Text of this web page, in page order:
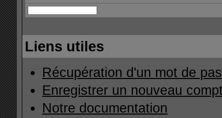
Liens utiles
Récupération d'un mot de
Enregistrer un nouveau
Notre documentation